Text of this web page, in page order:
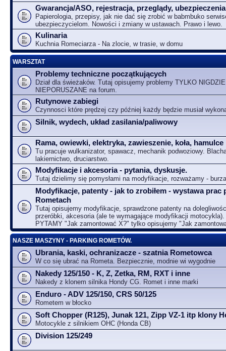
Gwarancja/ASO, rejestracja, przeglądy,
Papierologia, przepisy, jak nie dać się zrobić w babmbuko
ubezpieczycielom. Nowości i zmiany w ustawach. Prawo i lewo.
Kulinaria
Kuchnia Romeciarza - Na zlocie, w trasie, w domu
WARSZTAT
Problemy techniczne początkujących
Dział dla świeżaków. Tutaj opisujemy problemy TYLKO NIGDZIE
NIEPORUSZANE na forum.
Rutynowe zabiegi
Czynnosci które prędzej czy później każdy będzie musiał
Silnik, wydech, układ zasilania/paliwowy
Rama, owiewki, elektryka, zawieszenie, koła, hamulce
Tu pracuje wulkanizator, spawacz, mechanik podwoziowy.
lakiernictwo, druciarstwo.
Modyfikacje i akcesoria - pytania, dyskusje.
Tutaj dzielimy się pomysłami na modyfikacje, rozważamy -
Modyfikacje, patenty - jak to zrobiłem - wystawa prac
Rometach
Tutaj opisujemy modyfikacje, sprawdzone patenty na
przeróbki, akcesoria (ale te wymagające modyfikacji
PYTAMY "Jak zamontować X?" tylko opisujemy "Jak
NASZE MASZYNY - PARKING ROMETÓW.
Ubrania, kaski, ochranizacze - szatnia Rometowca
W co się ubrać na Rometa. Bezpiecznie, modnie wi wygodnie
Nakedy 125/150 - K, Z, Zetka, RM, RXT i inne
Nakedy z klonem silnika Hondy CG. Romet i inne marki
Enduro - ADV 125/150, CRS 50/125
Rometem w błocko
Soft Chopper (R125), Junak 121, Zipp VZ-1 itp klony
Motocykle z silnikiem OHC (Honda CB)
Division 125/249